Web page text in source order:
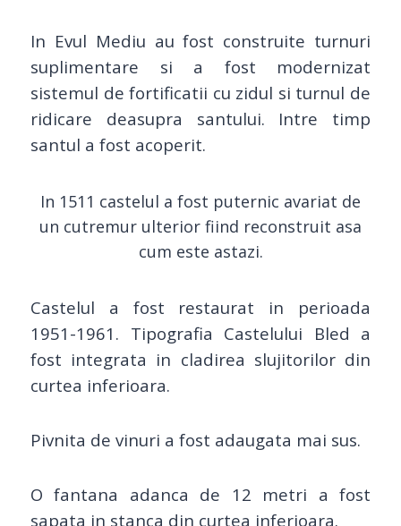
In Evul Mediu au fost construite turnuri
suplimentare si a fost modernizat
sistemul de fortificatii cu zidul si turnul de
ridicare deasupra santului. Intre timp
santul a fost acoperit.
In 1511 castelul a fost puternic avariat de
un cutremur ulterior fiind reconstruit asa
cum este astazi.
Castelul a fost restaurat in perioada
1951-1961. Tipografia Castelului Bled a
fost integrata in cladirea slujitorilor din
curtea inferioara.
Pivnita de vinuri a fost adaugata mai sus.
O fantana adanca de 12 metri a fost
sapata in stanca din curtea inferioara.